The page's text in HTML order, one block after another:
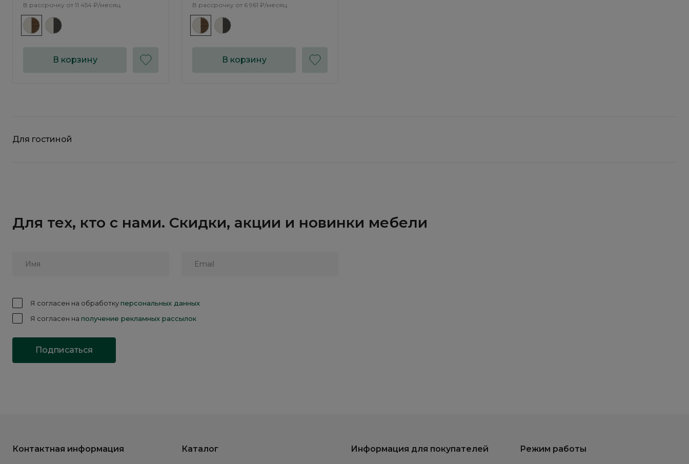
В рассрочку от 11 454 ₽/месяц
В корзину
В рассрочку от 6 961 ₽/месяц
В корзину
Для гостиной
Для тех, кто с нами. Скидки, акции и новинки мебели
Я согласен на обработкуперсональных данных
Я согласен на получение рекламных рассылок
Подписаться
Контактная информация Каталог Информация для покупателей Режим работы